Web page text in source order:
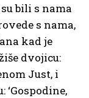
bili s nama
s nama,
kad je
dvojicu:
Just, i